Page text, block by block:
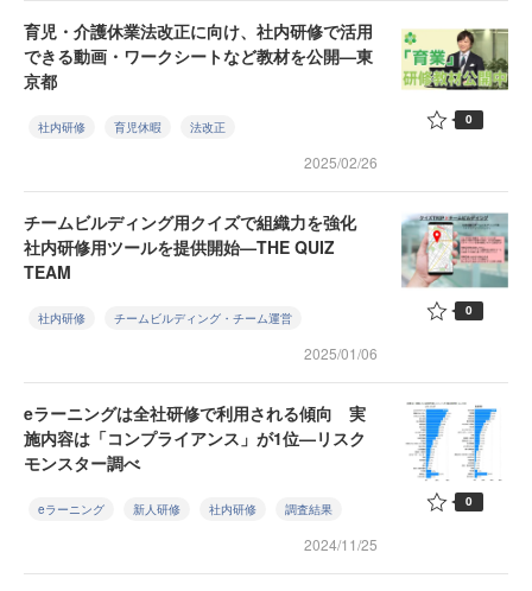
育児・介護休業法改正に向け、社内研修で活用
できる動画・ワークシートなど教材を公開—東
京都
社内研修 育児休暇 法改正
2025/02/26
0
チームビルディング用クイズで組織力を強化
社内研修用ツールを提供開始—THE QUIZ
TEAM
社内研修 チームビルディング・チーム運営
2025/01/06
0
eラーニングは全社研修で利用される傾向 実
施内容は「コンプライアンス」が1位—リスク
モンスター調べ
eラーニング 新人研修 社内研修 調査結果
2024/11/25
0